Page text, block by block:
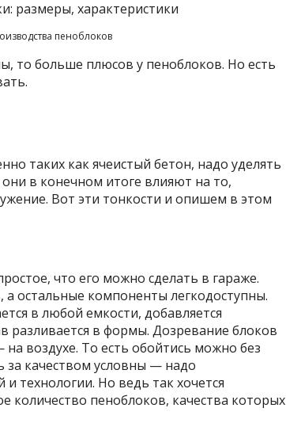
пеноблоков
то больше плюсов у пеноблоков. Но есть
таких как ячеистый бетон, надо уделять
в конечном итоге влияют на то,
Вот эти тонкости и опишем в этом
что его можно сделать в гараже.
остальные компоненты легкодоступны.
в любой емкости, добавляется
разливается в формы. Дозревание блоков
воздухе. То есть обойтись можно без
за качеством условны — надо
технологии. Но ведь так хочется
пеноблоков, качества которых